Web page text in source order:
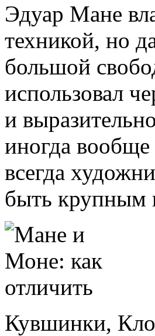
Эдуар Мане
техникой, но
большой
использовал
и
иногда вообще
всегда
быть крупным
Кувшинки,